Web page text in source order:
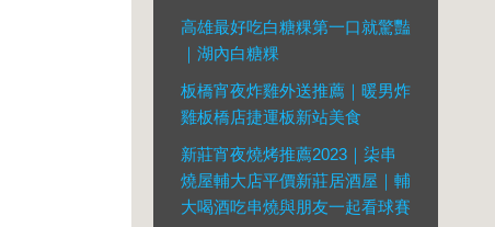
高雄最好吃白糖粿第一口就驚豔
｜湖內白糖粿
板橋宵夜炸雞外送推薦｜暖男炸
雞板橋店捷運板新站美食
新莊宵夜燒烤推薦2023｜柒串
燒屋輔大店平價新莊居酒屋｜輔
大喝酒吃串燒與朋友一起看球賽